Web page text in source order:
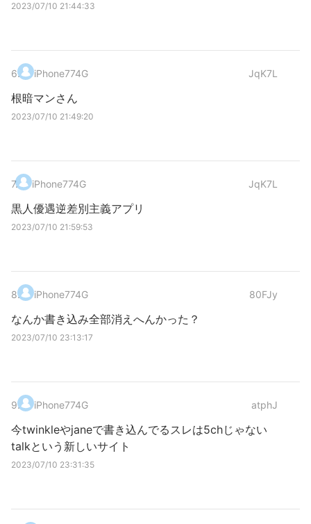
2023/07/10 21:44:33
6. iPhone774G JqK7L
根暗マンさん
2023/07/10 21:49:20
7. iPhone774G JqK7L
黒人優遇逆差別主義アプリ
2023/07/10 21:59:53
8. iPhone774G 80FJy
なんか書き込み全部消えへんかった？
2023/07/10 23:13:17
9. iPhone774G atphJ
今twinkleやjaneで書き込んでるスレは5chじゃない
talkという新しいサイト
2023/07/10 23:31:35